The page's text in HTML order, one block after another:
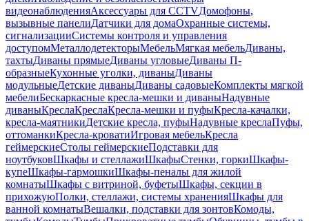
видеонаблюденияАксессуары для CCTVДомофоны,
вызывные панелиДатчики для домаОхранные системы,
сигнализацииСистемы контроля и управления
доступомМеталлодетекторыМебельМягкая мебельДиваны,
тахтыДиваны прямыеДиваны угловыеДиваны П-
образныеКухонные уголки, диваныДиваны
модульныеДетские диваныДиваны садовыеКомплекты мягкой
мебелиБескаркасные кресла-мешки и диваныНадувные
диваныКреслаКреслаКресла-мешки и пуфыКресла-качалки,
кресла-маятникиДетские кресла, пуфыНадувные креслаПуфы,
оттоманкиКресла-кроватиИгровая мебельКресла
геймерскиеСтолы геймерскиеПодставки для
ноутбуковШкафы и стеллажиШкафыСтенки, горкиШкафы-
купеШкафы-гармошкиШкафы-пеналы для жилой
комнатыШкафы с витриной, буфетыШкафы, секции в
прихожуюПолки, стеллажи, системы храненияШкафы для
ванной комнатыВешалки, подставки для зонтовКомоды,